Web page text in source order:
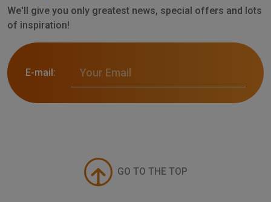
We'll give you only greatest news, special offers and lots
of inspiration!
E-mail:
GO TO THE TOP